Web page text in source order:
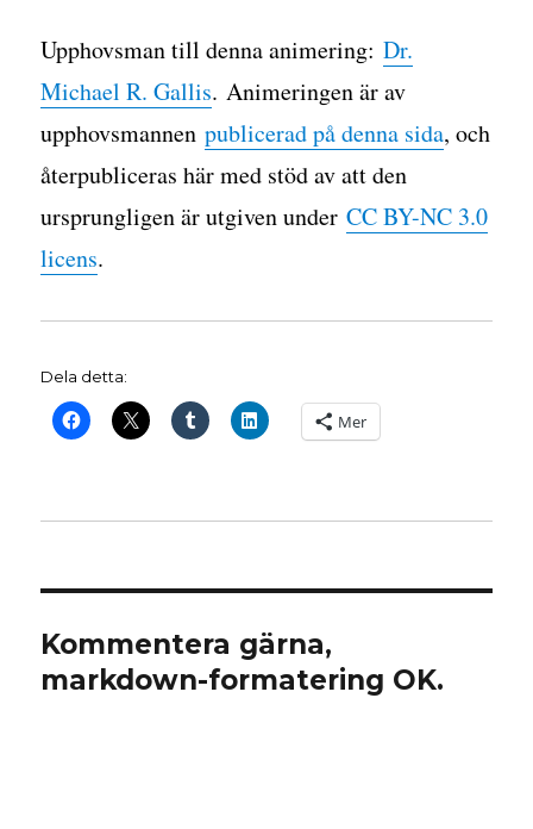
Upphovsman till denna animering:Dr.
Michael R. Gallis. Animeringen är av
upphovsmannenpublicerad på denna sida, och
återpubliceras här med stöd av att den
ursprungligen är utgiven underCC BY-NC 3.0
licens.
Dela detta:
Mer
Kommentera gärna,
markdown-formatering OK.